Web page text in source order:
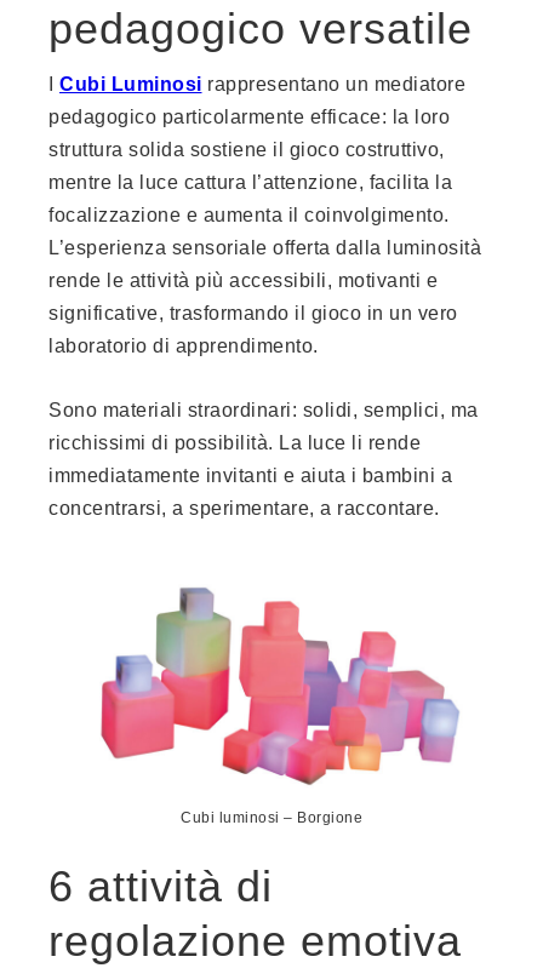
pedagogico versatile
Cubi Luminosi rappresentano un mediatore
pedagogico particolarmente efficace: la loro
struttura solida sostiene il gioco costruttivo,
mentre la luce cattura l’attenzione, facilita la
focalizzazione e aumenta il coinvolgimento.
L’esperienza sensoriale offerta dalla luminosità
rende le attività più accessibili, motivanti e
significative, trasformando il gioco in un vero
laboratorio di apprendimento.
Sono materiali straordinari: solidi, semplici, ma
ricchissimi di possibilità. La luce li rende
immediatamente invitanti e aiuta i bambini a
concentrarsi, a sperimentare, a raccontare.
Cubi luminosi – Borgione
6 attività di
regolazione emotiva